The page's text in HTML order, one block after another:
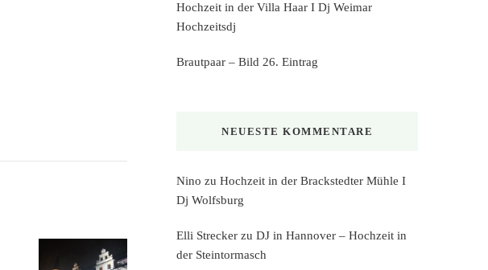
Hochzeit in der Villa Haar I Dj Weimar
Hochzeitsdj
Brautpaar – Bild 26. Eintrag
NEUESTE KOMMENTARE
Nino zu Hochzeit in der Brackstedter Mühle I
Dj Wolfsburg
Elli Strecker zu DJ in Hannover – Hochzeit in
der Steintormasch